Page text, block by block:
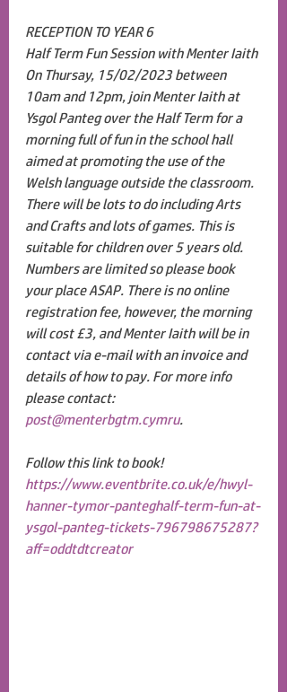
RECEPTION TO YEAR 6
Half Term Fun Session with Menter Iaith
On Thursay, 15/02/2023 between
10am and 12pm, join Menter Iaith at
Ysgol Panteg over the Half Term for a
morning full of fun in the school hall
aimed at promoting the use of the
Welsh language outside the classroom.
There will be lots to do including Arts
and Crafts and lots of games. This is
suitable for children over 5 years old.
Numbers are limited so please book
your place ASAP. There is no online
registration fee, however, the morning
will cost £3, and Menter Iaith will be in
contact via e-mail with an invoice and
details of how to pay. For more info
please contact:
post@menterbgtm.cymru.
Follow this link to book!
https://www.eventbrite.co.uk/e/hwyl-
hanner-tymor-panteghalf-term-fun-at-
ysgol-panteg-tickets-796798675287?
aff=oddtdtcreator